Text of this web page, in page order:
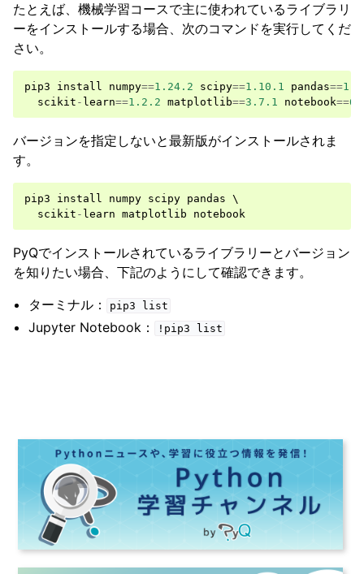
たとえば、機械学習コースで主に使われているライブラリ
ーをインストールする場合、次のコマンドを実行してくだ
さい。
pip3 install numpy==1.24.2 scipy==1.10.1 pandas==
scikit - learn==1.2.2 matplotlib==3.7.1 notebook==
バージョンを指定しないと最新版がインストールされま
す。
pip3 install numpy scipy pandas \
scikit - learn matplotlib notebook
PyQでインストールされているライブラリーとバージョン
を知りたい場合、下記のようにして確認できます。
ターミナル：
pip3 list
Jupyter Notebook： !pip3 list